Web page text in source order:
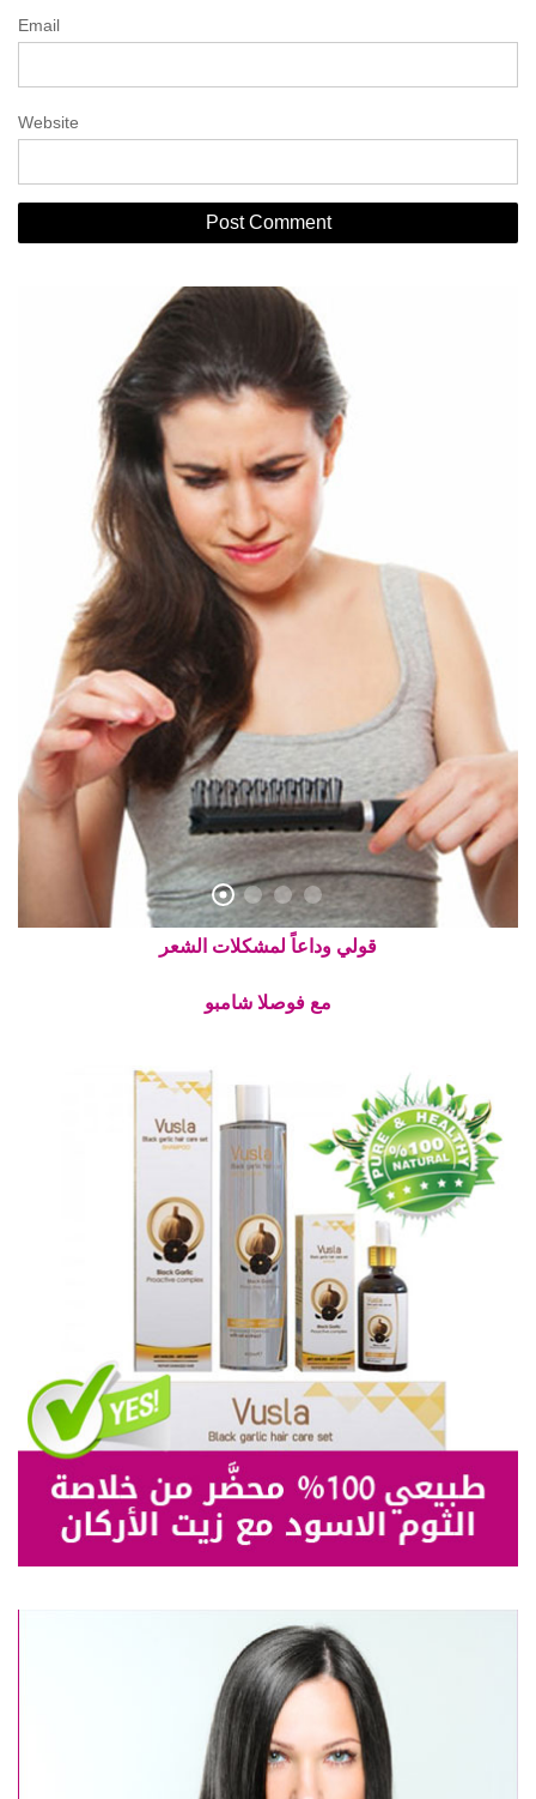
Email
Website
قولي وداعاً لمشكلات الشعر
مع فوصلا شامبو